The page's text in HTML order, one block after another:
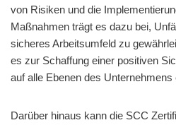
von Risiken und die
Maßnahmen trägt es dazu bei,
sicheres Arbeitsumfeld zu
es zur Schaffung einer positiven
auf alle Ebenen des Unternehmens
Darüber hinaus kann die SCC